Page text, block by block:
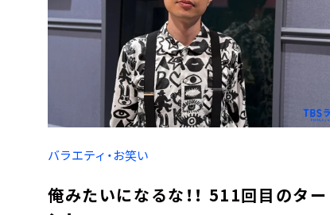
バラエティ・お笑い
俺みたいになるな！！ 511回目のター